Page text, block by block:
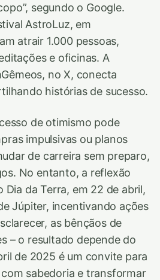
segundo o Google.
AstroLuz, em
atrair 1.000 pessoas,
e oficinas. A
no X, conecta
histórias de sucesso.
de otimismo pode
impulsivas ou planos
de carreira sem preparo,
No entanto, a reflexão
Dia da Terra, em 22 de abril,
Júpiter, incentivando ações
as bênçãos de
– o resultado depende do
de 2025 é um convite para
sabedoria e transformar